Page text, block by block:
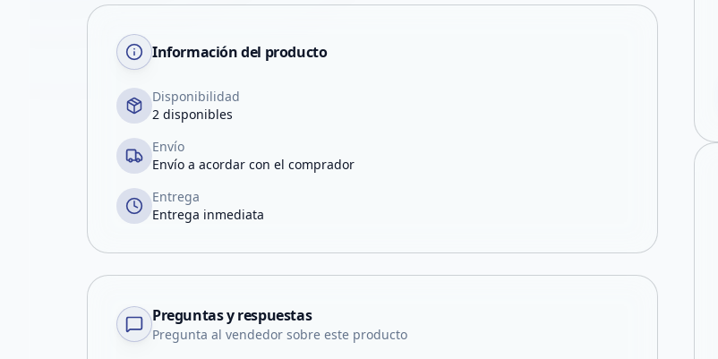
Información del producto
Disponibilidad
2 disponibles
Envío
Envío a acordar con el comprador
Entrega
Entrega inmediata
Preguntas y respuestas
Pregunta al vendedor sobre este producto